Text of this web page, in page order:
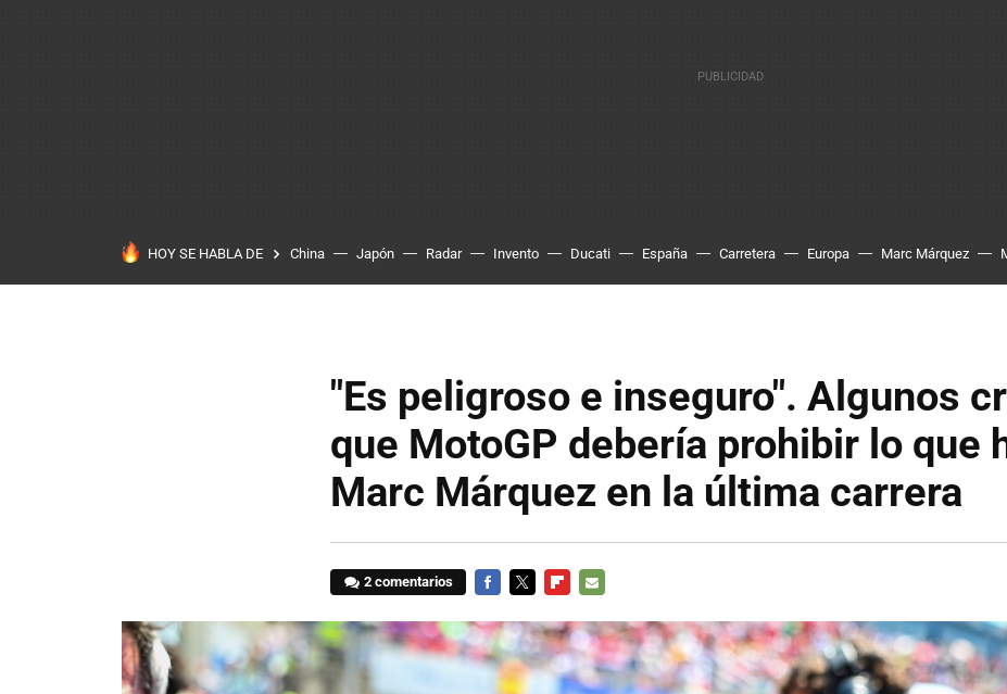
HOY SE HABLA DE China Japón Radar Invento Ducati España Carretera Europa Marc Márquez
"Es peligroso e inseguro". Algunos
que MotoGP debería prohibir lo que
Marc Márquez en la última carrera
2 comentarios
MAIL